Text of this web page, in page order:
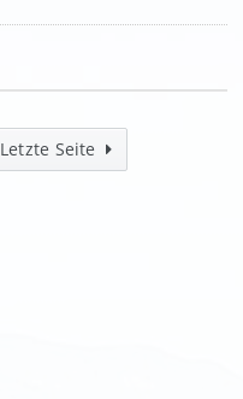
Letzte Seite